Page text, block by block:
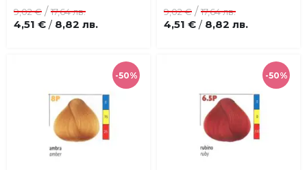
4,51 € / 8,82 лв.
9,02 € /17,64 лв.
4,51 € / 8,82 лв.
9,02 € /17,64 лв.
-50% -50%